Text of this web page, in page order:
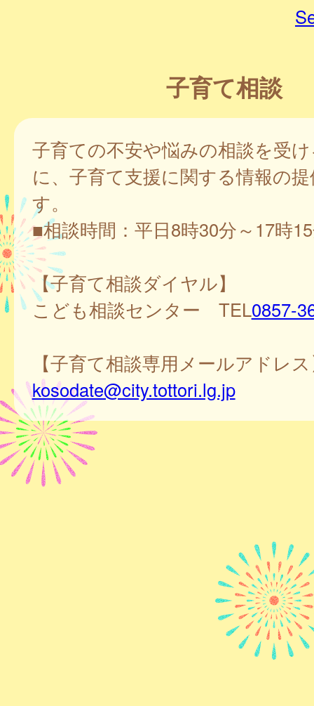
子育て相談
子育ての不安や悩みの相談を受
に、子育て支援に関する情報の
す。
■相談時間：平日8時30分～17時
【子育て相談ダイヤル】
こども相談センター TEL0857-
【子育て相談専用メールアドレ
kosodate@city.tottori.lg.jp